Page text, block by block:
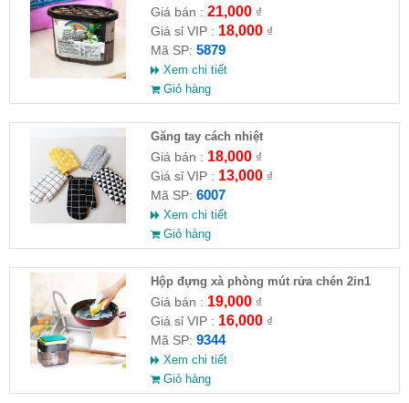
Giá bán : 21,000₫
Giá sỉ VIP : 18,000₫
Mã SP: 5879
Xem chi tiết
Giỏ hàng
Găng tay cách nhiệt
Giá bán : 18,000₫
Giá sỉ VIP : 13,000₫
Mã SP: 6007
Xem chi tiết
Giỏ hàng
Hộp đựng xà phòng mút rửa chén 2in1
14x10.5x10cm
Giá bán : 19,000₫
Giá sỉ VIP : 16,000₫
Mã SP: 9344
Xem chi tiết
Giỏ hàng